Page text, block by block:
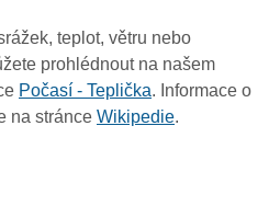
teplot, větru nebo
prohlédnout na našem
Počasí - Teplička. Informace o
na stránce Wikipedie.